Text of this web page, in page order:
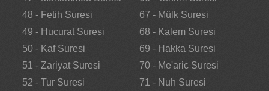
48 - Fetih Suresi
49 - Hucurat Suresi
50 - Kaf Suresi
51 - Zariyat Suresi
52 - Tur Suresi
67 - Mülk Suresi
68 - Kalem Suresi
69 - Hakka Suresi
70 - Me'aric Suresi
71 - Nuh Suresi